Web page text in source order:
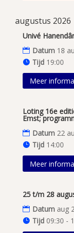
augustus 2026
Univé
Datum 18
Tijd 19:00
Meer
Loting 16e
Emst;
Datum 22
Tijd 14:00
Meer
25 t/m 28
Datum aug
Tijd 09:30 -